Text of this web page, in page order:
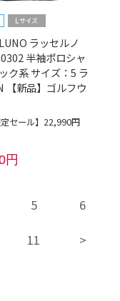
ラッセルノ
半袖ポロシャ
ク系 サイズ：5 ラ
【新品】ゴルフウ
定セール】22,990円
円
5 6
11